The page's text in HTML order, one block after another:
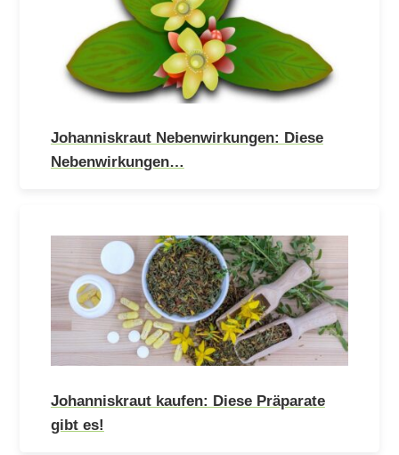
Johanniskraut Nebenwirkungen: Diese
Nebenwirkungen…
Johanniskraut kaufen: Diese Präparate
gibt es!